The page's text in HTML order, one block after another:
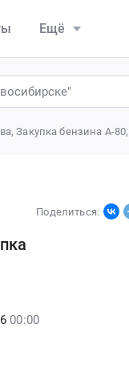
Ещё
Поделиться:
00:00